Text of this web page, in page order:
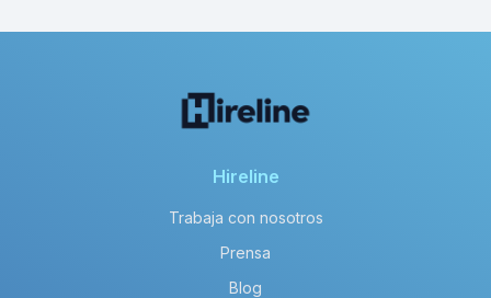
Hireline
Trabaja con nosotros
Prensa
Blog